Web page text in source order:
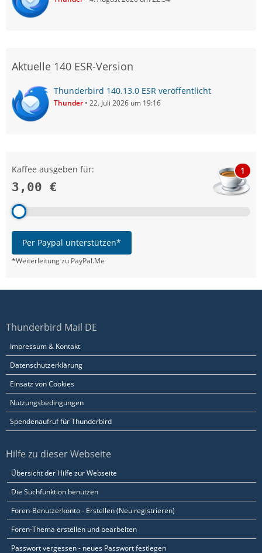
Aktuelle 140 ESR-Version
Thunderbird 140.13.0 ESR veröffentlicht
Thunder 22. Juli 2026 um 19:16
Kaffee ausgeben für:
3,00 €
1
Per Paypal unterstützen*
*Weiterleitung zu PayPal.Me
Thunderbird Mail DE
Impressum & Kontakt
Datenschutzerklärung
Einsatz von Cookies
Nutzungsbedingungen
Spendenaufruf für Thunderbird
Hilfe zu dieser Webseite
Übersicht der Hilfe zur Webseite
Die Suchfunktion benutzen
Foren-Benutzerkonto - Erstellen (Neu registrieren)
Foren-Thema erstellen und bearbeiten
Passwort vergessen - neues Passwort festlegen